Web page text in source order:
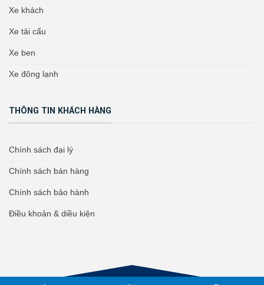
Xe khách
Xe tải cẩu
Xe ben
Xe đông lạnh
THÔNG TIN KHÁCH HÀNG
Chính sách đại lý
Chính sách bán hàng
Chính sách bảo hành
Điều khoản & diều kiện